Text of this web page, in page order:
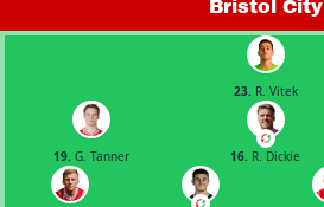
Bristol City
23. R. Vitek
19. G. Tanner 16. R. Dickie